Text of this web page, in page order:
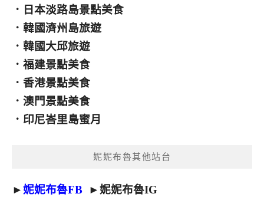
． 日本淡路島景點美食
． 韓國濟州島旅遊
． 韓國大邱旅遊
． 福建景點美食
． 香港景點美食
． 澳門景點美食
． 印尼峇里島蜜月
妮妮布魯其他站台
►妮妮布魯FB ►妮妮布魯IG